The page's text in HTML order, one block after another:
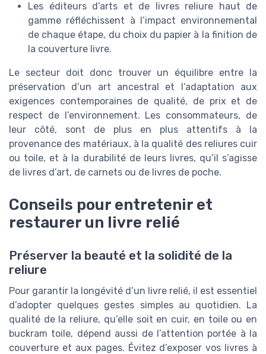
Les éditeurs d’arts et de livres reliure haut de
gamme réfléchissent à l’impact environnemental
de chaque étape, du choix du papier à la finition de
la couverture livre.
Le secteur doit donc trouver un équilibre entre la
préservation d’un art ancestral et l’adaptation aux
exigences contemporaines de qualité, de prix et de
respect de l’environnement. Les consommateurs, de
leur côté, sont de plus en plus attentifs à la
provenance des matériaux, à la qualité des reliures cuir
ou toile, et à la durabilité de leurs livres, qu’il s’agisse
de livres d’art, de carnets ou de livres de poche.
Conseils pour entretenir et
restaurer un livre relié
Préserver la beauté et la solidité de la
reliure
Pour garantir la longévité d’un livre relié, il est essentiel
d’adopter quelques gestes simples au quotidien. La
qualité de la reliure, qu’elle soit en cuir, en toile ou en
buckram toile, dépend aussi de l’attention portée à la
couverture et aux pages. Évitez d’exposer vos livres à